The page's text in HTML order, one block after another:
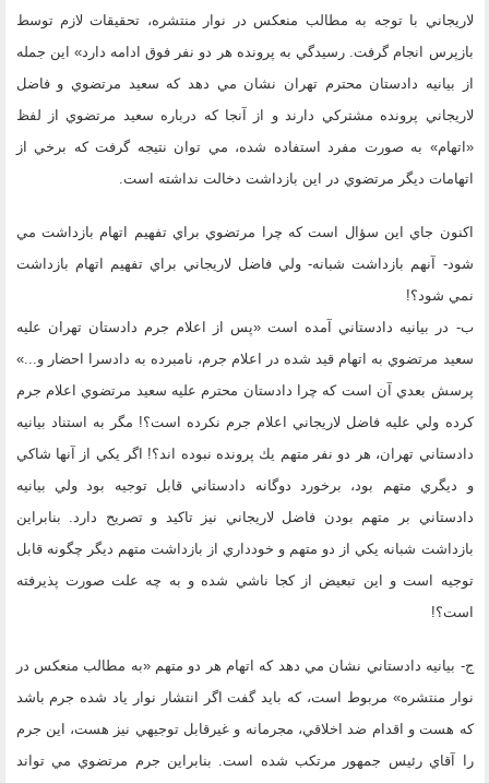
لاريجاني با توجه به مطالب منعكس در نوار منتشره، تحقيقات لازم توسط
بازپرس انجام گرفت. رسيدگي به پرونده هر دو نفر فوق ادامه دارد» اين جمله
از بيانيه دادستان محترم تهران نشان مي دهد كه سعيد مرتضوي و فاضل
لاريجاني پرونده مشتركي دارند و از آنجا كه درباره سعيد مرتضوي از لفظ
«اتهام» به صورت مفرد استفاده شده، مي توان نتيجه گرفت كه برخي از
اتهامات ديگر مرتضوي در اين بازداشت دخالت نداشته است.
اكنون جاي اين سؤال است كه چرا مرتضوي براي تفهيم اتهام بازداشت مي
شود- آنهم بازداشت شبانه- ولي فاضل لاريجاني براي تفهيم اتهام بازداشت
نمي شود؟!
ب- در بيانيه دادستاني آمده است «پس از اعلام جرم دادستان تهران عليه
سعيد مرتضوي به اتهام قيد شده در اعلام جرم، نامبرده به دادسرا احضار و...»
پرسش بعدي آن است كه چرا دادستان محترم عليه سعيد مرتضوي اعلام جرم
كرده ولي عليه فاضل لاريجاني اعلام جرم نكرده است؟! مگر به استناد بيانيه
دادستاني تهران، هر دو نفر متهم يك پرونده نبوده اند؟! اگر يكي از آنها شاكي
و ديگري متهم بود، برخورد دوگانه دادستاني قابل توجيه بود ولي بيانيه
دادستاني بر متهم بودن فاضل لاريجاني نيز تاكيد و تصريح دارد. بنابراين
بازداشت شبانه يكي از دو متهم و خودداري از بازداشت متهم ديگر چگونه قابل
توجيه است و اين تبعيض از كجا ناشي شده و به چه علت صورت پذيرفته
است؟!
ج- بيانيه دادستاني نشان مي دهد كه اتهام هر دو متهم «به مطالب منعكس در
نوار منتشره» مربوط است، كه بايد گفت اگر انتشار نوار ياد شده جرم باشد
كه هست و اقدام ضد اخلاقي، مجرمانه و غيرقابل توجيهي نيز هست، اين جرم
را آقاي رئيس جمهور مرتكب شده است. بنابراين جرم مرتضوي مي تواند